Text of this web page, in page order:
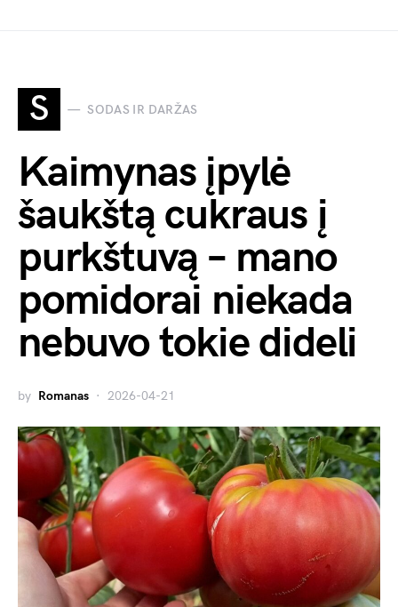
S SODAS IR DARŽAS
Kaimynas įpylė
šaukštą cukraus į
purkštuvą – mano
pomidorai niekada
nebuvo tokie dideli
by Romanas 2026-04-21